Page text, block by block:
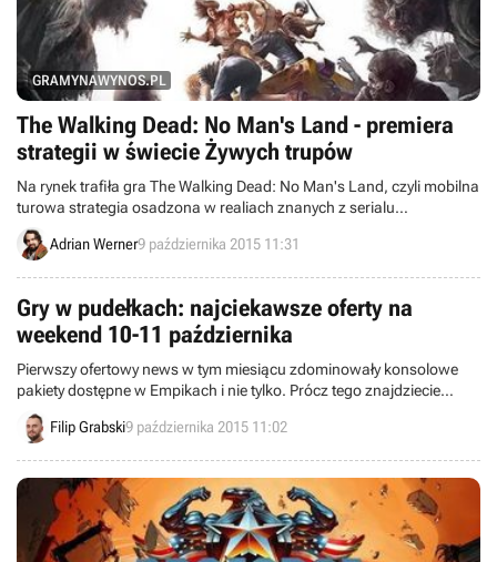
GRAMYNAWYNOS.PL
The Walking Dead: No Man's Land - premiera
strategii w świecie Żywych trupów
Na rynek trafiła gra The Walking Dead: No Man's Land, czyli mobilna
turowa strategia osadzona w realiach znanych z serialu
telewizyjnego Żywe trupy.
Adrian Werner9 października 2015 11:31
Gry w pudełkach: najciekawsze oferty na
weekend 10-11 października
Pierwszy ofertowy news w tym miesiącu zdominowały konsolowe
pakiety dostępne w Empikach i nie tylko. Prócz tego znajdziecie
Forzę Motorsport 6 i kolekcję Uncharted.
Filip Grabski9 października 2015 11:02